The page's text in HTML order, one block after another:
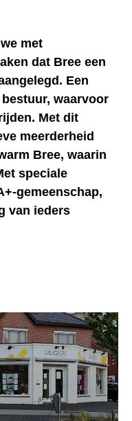
met
dat Bree een
Een
waarvoor
Met dit
meerderheid
Bree, waarin
speciale
gemeenschap,
van ieders